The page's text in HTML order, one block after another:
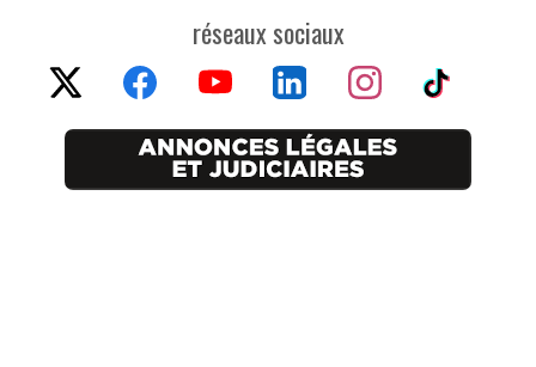
réseaux sociaux